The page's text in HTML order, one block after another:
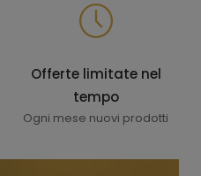
Offerte limitate nel
tempo
Ogni mese nuovi prodotti